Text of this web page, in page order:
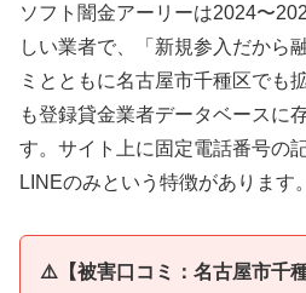
ソフト闇金アーリーは2024〜
しい業者で、「新規参入だから
ミとともに名古屋市千種区でも
も登録貸金業者データベースに
す。サイト上に固定電話番号の
LINEのみという特徴があります。
⚠️【被害口コミ：名古屋市千